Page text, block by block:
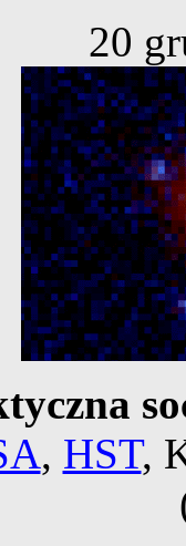
20
, HST,